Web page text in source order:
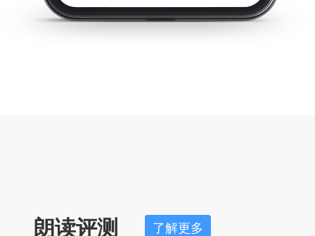
朗读评测 了解更多